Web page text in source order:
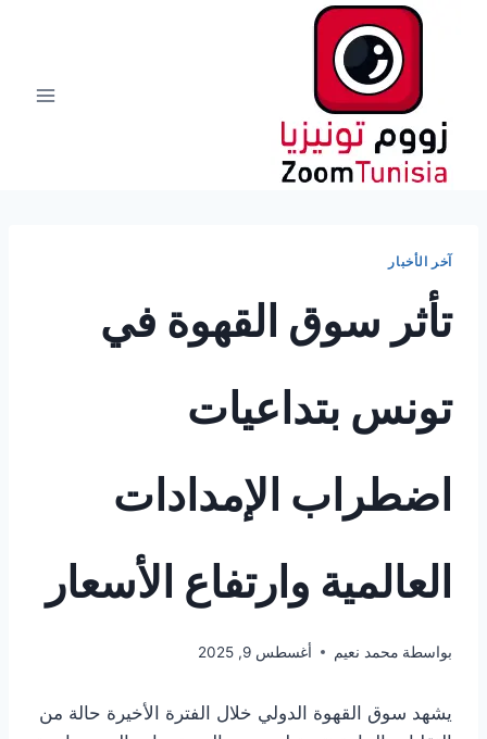
آخر الأخبار
تأثر سوق القهوة في
تونس بتداعيات
اضطراب الإمدادات
العالمية وارتفاع الأسعار
بواسطة محمد نعيم أغسطس 9, 2025
يشهد سوق القهوة الدولي خلال الفترة الأخيرة حالة من